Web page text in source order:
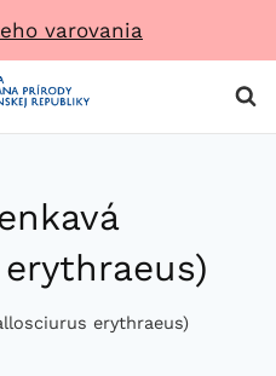
varovania
erythraeus)